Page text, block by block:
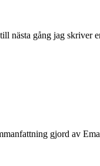
nästa gång jag skriver
gjord av